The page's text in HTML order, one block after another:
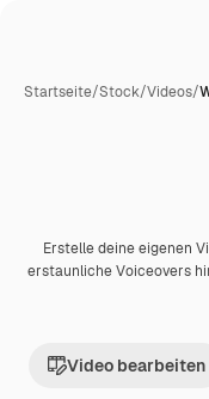
Startseite/Stock/Videos/
PremiumKI-generiert
Erstelle deine eigenen
erstaunliche Voiceovers
Video bearbeiten